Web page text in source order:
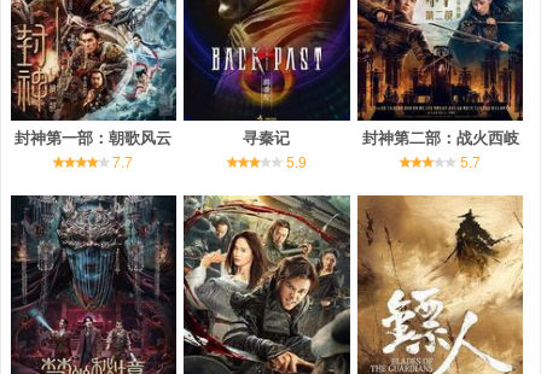
封神第一部：朝歌风云
7.7
寻秦记
5.9
封神第二部：战火西岐
5.7